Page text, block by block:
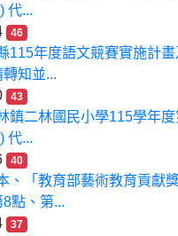
代...
46
115年度語文競賽實施計
知並...
43
鎮二林國民小學115學年
代...
40
、「教育部藝術教育貢獻
點、第...
37